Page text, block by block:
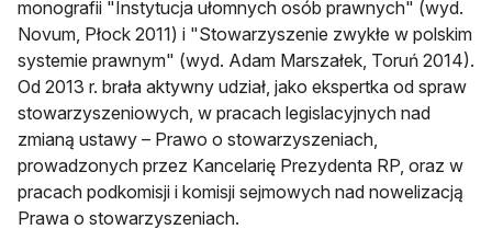
monografii "Instytucja ułomnych osób prawnych" (wyd.
Novum, Płock 2011) i "Stowarzyszenie zwykłe w polskim
systemie prawnym" (wyd. Adam Marszałek, Toruń 2014).
Od 2013 r. brała aktywny udział, jako ekspertka od spraw
stowarzyszeniowych, w pracach legislacyjnych nad
zmianą ustawy – Prawo o stowarzyszeniach,
prowadzonych przez Kancelarię Prezydenta RP, oraz w
pracach podkomisji i komisji sejmowych nad nowelizacją
Prawa o stowarzyszeniach.